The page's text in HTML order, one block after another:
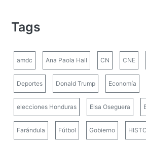
Tags
amdc Ana Paola Hall CN CNE
Deportes Donald Trump Economía
elecciones Honduras Elsa Oseguera
Farándula Fútbol Gobierno